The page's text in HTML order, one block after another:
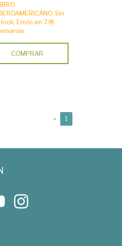
Sin
Envío en 7/8
COMPRAR
« 1